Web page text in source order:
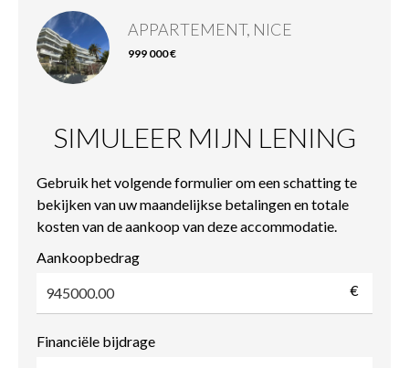
APPARTEMENT, NICE
999 000 €
SIMULEER MIJN LENING
Gebruik het volgende formulier om een schatting te
bekijken van uw maandelijkse betalingen en totale
kosten van de aankoop van deze accommodatie.
Aankoopbedrag
€
Financiële bijdrage